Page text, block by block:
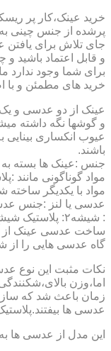
خرید عینک،کار پر
پرشده از جنس چینی به
جای تلاش برای یافتن
و قابل اعتماد باشید
برای شما وجود ندارد
خرید های مطمئن و با
عینک از دو عدسی و
و گوشها نگه داشته
عیوب انکساری بینایی
باشند.
جنس :عینک ها بسته به
مواد گوناگونی مانند
مواد با یکدیگر
: شیشه۲:
ساخت عدسی عینک از
گاه عدسی هایی را از
نکات مثبت این نوع
اما،وزن
زمان باعث شد که
عدسی ها
این مدل از عدسی ها